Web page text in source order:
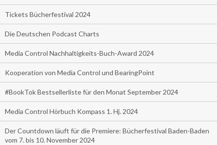
Tickets Bücherfestival 2024
Die Deutschen Podcast Charts
Media Control Nachhaltigkeits-Buch-Award 2024
Kooperation von Media Control und BearingPoint
#BookTok Bestsellerliste für den Monat September 2024
Media Control Hörbuch Kompass 1. Hj. 2024
Der Countdown läuft für die Premiere: Bücherfestival Baden-Baden
vom 7. bis 10. November 2024